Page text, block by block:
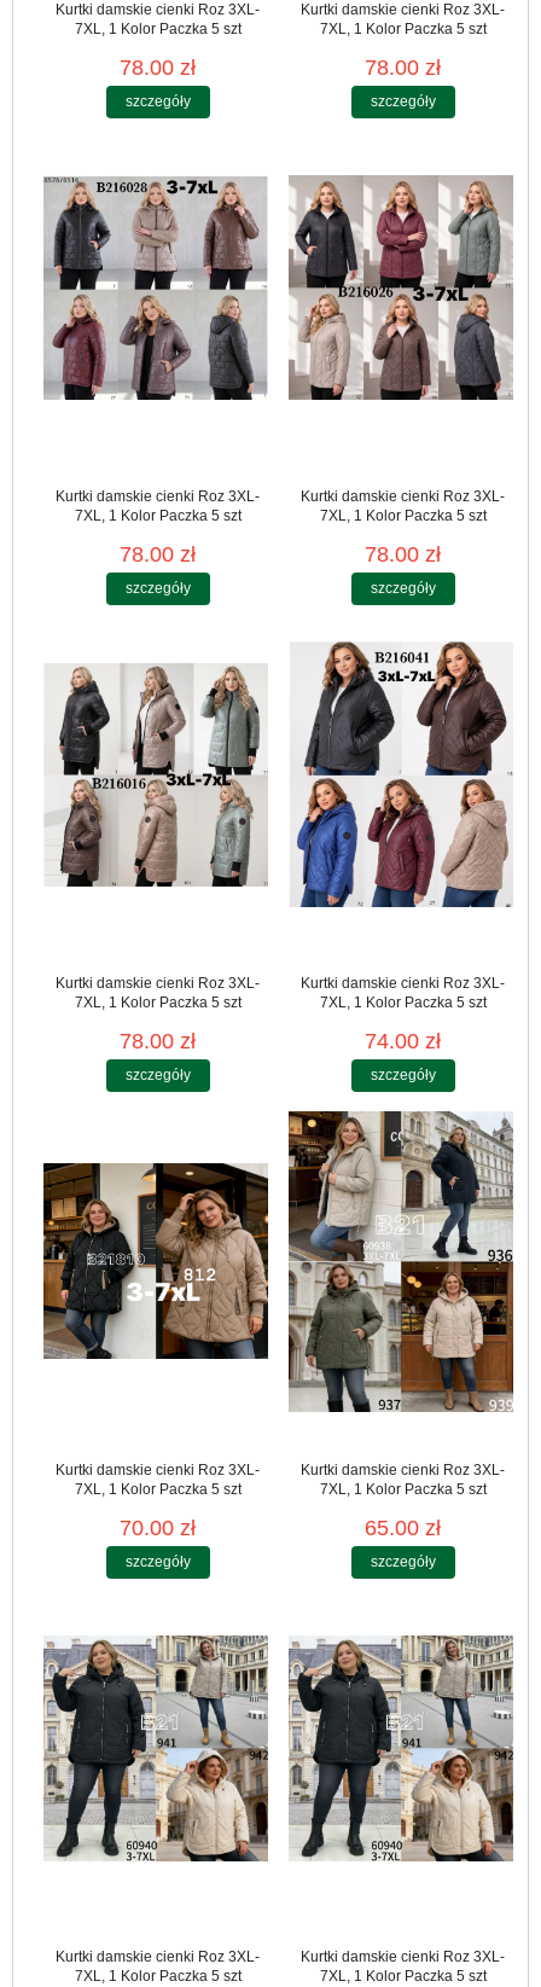
Kurtki damskie cienki Roz 3XL-
7XL, 1 Kolor Paczka 5 szt
78.00 zł
szczegóły
Kurtki damskie cienki Roz 3XL-
7XL, 1 Kolor Paczka 5 szt
78.00 zł
szczegóły
Kurtki damskie cienki Roz 3XL-
7XL, 1 Kolor Paczka 5 szt
78.00 zł
szczegóły
Kurtki damskie cienki Roz 3XL-
7XL, 1 Kolor Paczka 5 szt
78.00 zł
szczegóły
Kurtki damskie cienki Roz 3XL-
7XL, 1 Kolor Paczka 5 szt
78.00 zł
szczegóły
Kurtki damskie cienki Roz 3XL-
7XL, 1 Kolor Paczka 5 szt
74.00 zł
szczegóły
Kurtki damskie cienki Roz 3XL-
7XL, 1 Kolor Paczka 5 szt
70.00 zł
szczegóły
Kurtki damskie cienki Roz 3XL-
7XL, 1 Kolor Paczka 5 szt
65.00 zł
szczegóły
Kurtki damskie cienki Roz 3XL-
7XL, 1 Kolor Paczka 5 szt
Kurtki damskie cienki Roz 3XL-
7XL, 1 Kolor Paczka 5 szt